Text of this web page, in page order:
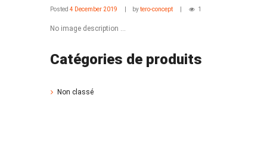
Posted 4 December 2019 bytero-concept 1
No image description ...
Catégories de produits
Non classé